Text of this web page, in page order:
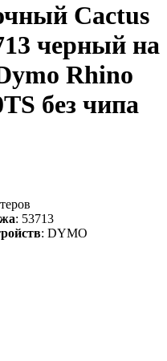
Cactus
черный на
Rhino
без чипа
: 53713
: DYMO